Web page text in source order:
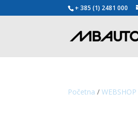
+ 385 (1) 2481 000
Početna /WEBSHOP